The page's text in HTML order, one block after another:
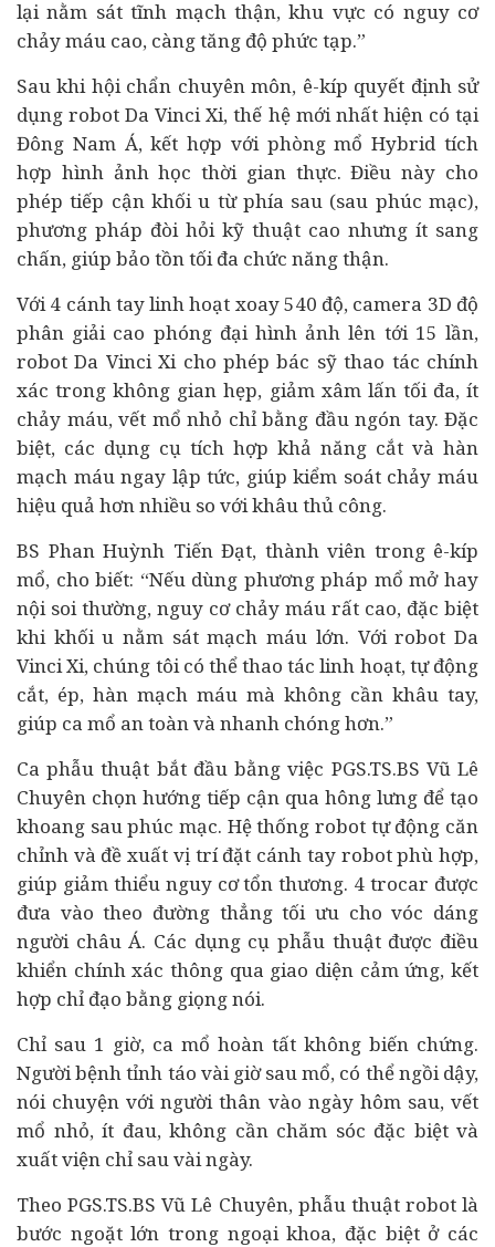
lại nằm sát tĩnh mạch thận, khu vực có nguy cơ
chảy máu cao, càng tăng độ phức tạp.”
Sau khi hội chẩn chuyên môn, ê-kíp quyết định sử
dụng robot Da Vinci Xi, thế hệ mới nhất hiện có tại
Đông Nam Á, kết hợp với phòng mổ Hybrid tích
hợp hình ảnh học thời gian thực. Điều này cho
phép tiếp cận khối u từ phía sau (sau phúc mạc),
phương pháp đòi hỏi kỹ thuật cao nhưng ít sang
chấn, giúp bảo tồn tối đa chức năng thận.
Với 4 cánh tay linh hoạt xoay 540 độ, camera 3D độ
phân giải cao phóng đại hình ảnh lên tới 15 lần,
robot Da Vinci Xi cho phép bác sỹ thao tác chính
xác trong không gian hẹp, giảm xâm lấn tối đa, ít
chảy máu, vết mổ nhỏ chỉ bằng đầu ngón tay. Đặc
biệt, các dụng cụ tích hợp khả năng cắt và hàn
mạch máu ngay lập tức, giúp kiểm soát chảy máu
hiệu quả hơn nhiều so với khâu thủ công.
BS Phan Huỳnh Tiến Đạt, thành viên trong ê-kíp
mổ, cho biết: “Nếu dùng phương pháp mổ mở hay
nội soi thường, nguy cơ chảy máu rất cao, đặc biệt
khi khối u nằm sát mạch máu lớn. Với robot Da
Vinci Xi, chúng tôi có thể thao tác linh hoạt, tự động
cắt, ép, hàn mạch máu mà không cần khâu tay,
giúp ca mổ an toàn và nhanh chóng hơn.”
Ca phẫu thuật bắt đầu bằng việc PGS.TS.BS Vũ Lê
Chuyên chọn hướng tiếp cận qua hông lưng để tạo
khoang sau phúc mạc. Hệ thống robot tự động căn
chỉnh và đề xuất vị trí đặt cánh tay robot phù hợp,
giúp giảm thiểu nguy cơ tổn thương. 4 trocar được
đưa vào theo đường thẳng tối ưu cho vóc dáng
người châu Á. Các dụng cụ phẫu thuật được điều
khiển chính xác thông qua giao diện cảm ứng, kết
hợp chỉ đạo bằng giọng nói.
Chỉ sau 1 giờ, ca mổ hoàn tất không biến chứng.
Người bệnh tỉnh táo vài giờ sau mổ, có thể ngồi dậy,
nói chuyện với người thân vào ngày hôm sau, vết
mổ nhỏ, ít đau, không cần chăm sóc đặc biệt và
xuất viện chỉ sau vài ngày.
Theo PGS.TS.BS Vũ Lê Chuyên, phẫu thuật robot là
bước ngoặt lớn trong ngoại khoa, đặc biệt ở các